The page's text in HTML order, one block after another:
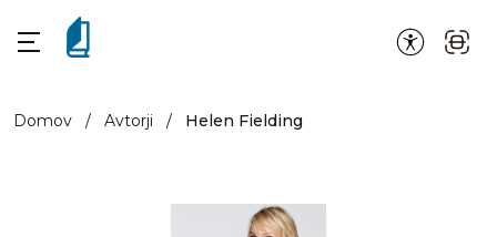
Domov / Avtorji / Helen Fielding